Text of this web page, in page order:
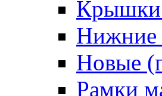
Крышки
Нижние
Новые
Рамки